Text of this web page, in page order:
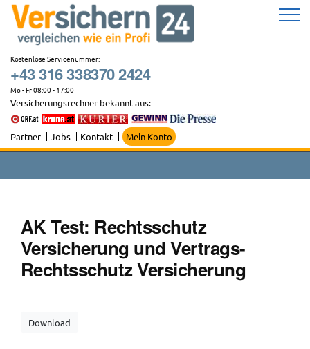
Zum
Inhalt
springen
Kostenlose Servicenummer:
+43 316 338370 2424
Mo - Fr 08:00 - 17:00
Versicherungsrechner bekannt aus:
Partner Jobs Kontakt Mein Konto
AK Test: Rechtsschutz
Versicherung und Vertrags-
Rechtsschutz Versicherung
Download